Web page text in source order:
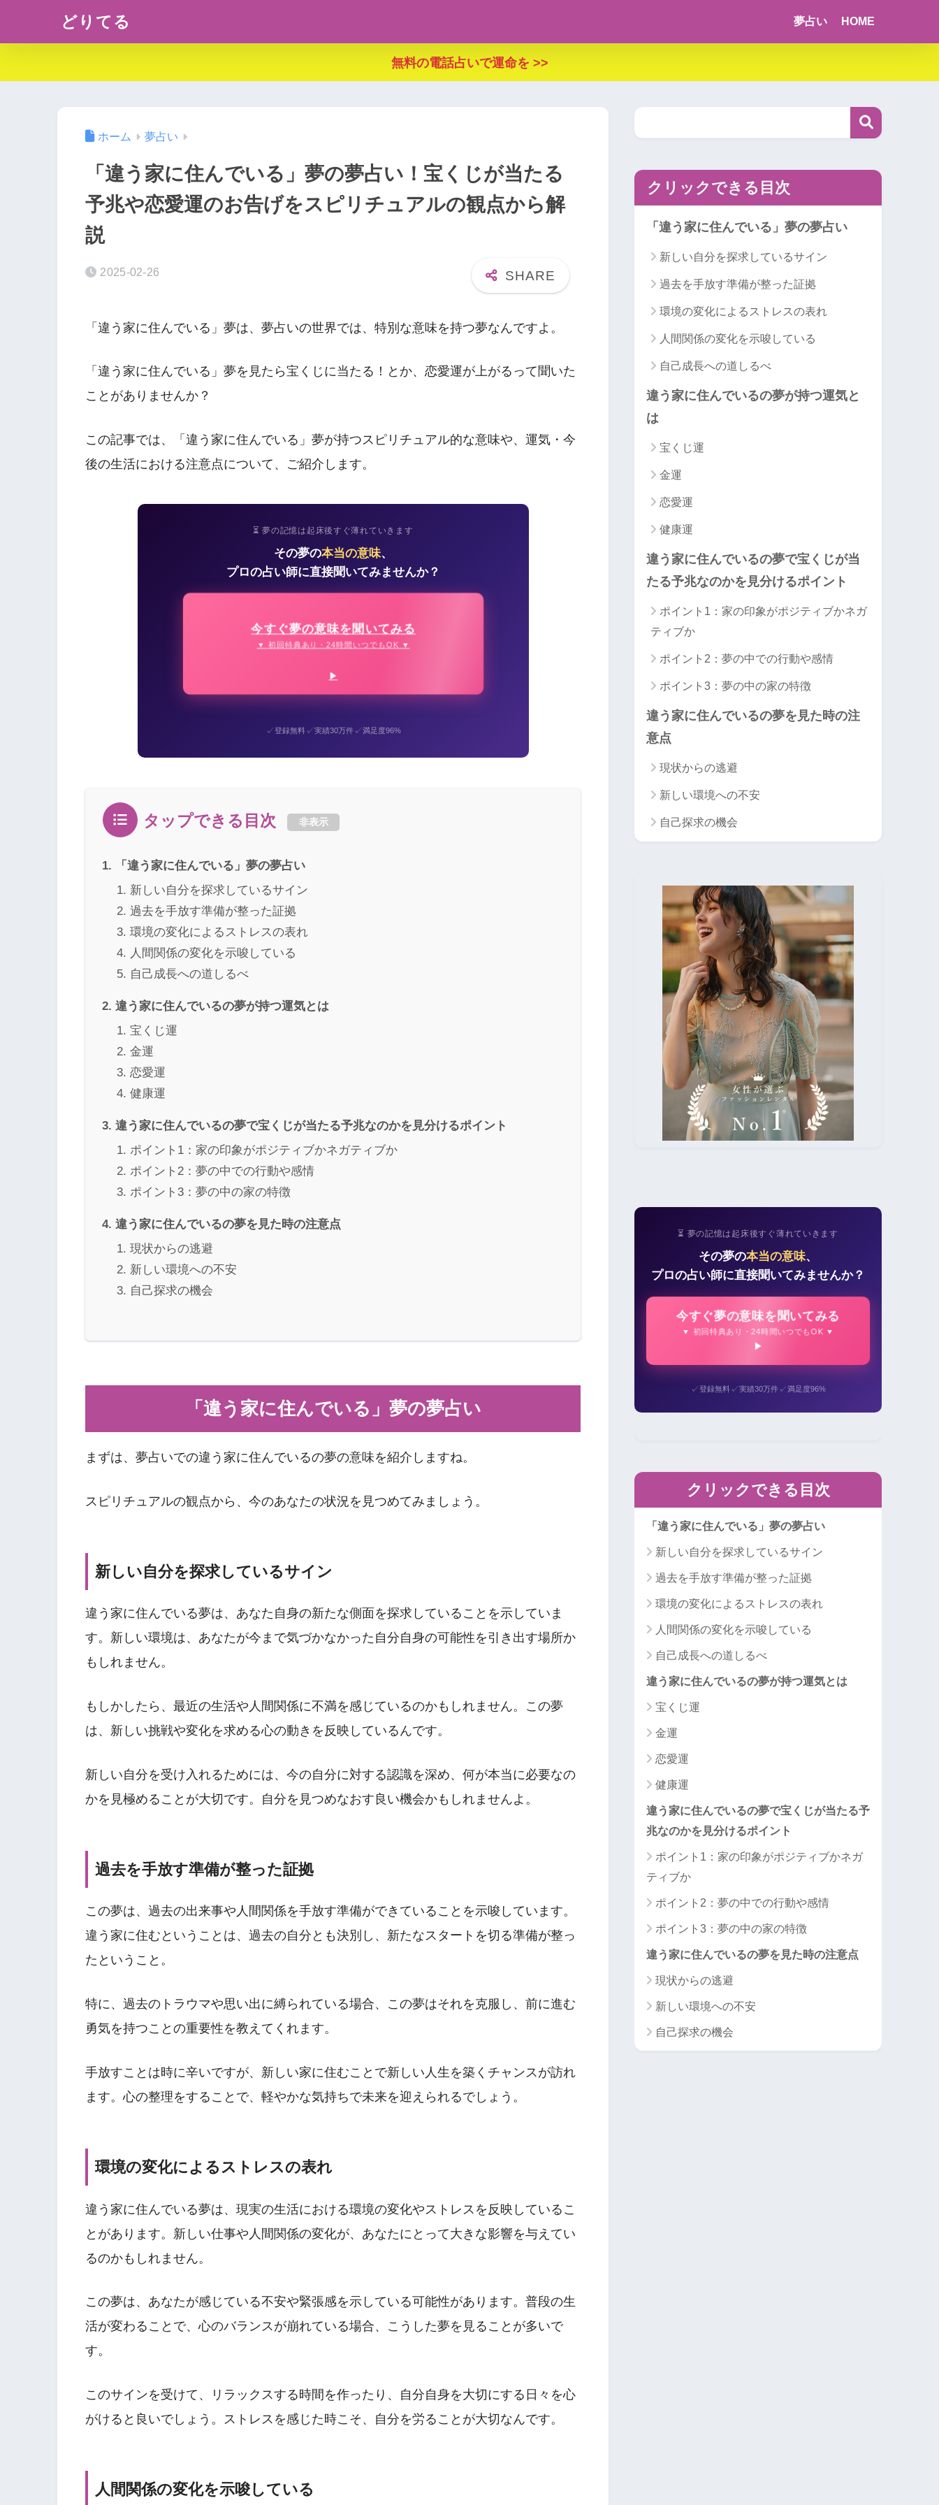
どりてる 夢占い HOME
無料の電話占いで運命を >>
ホーム 夢占い
「違う家に住んでいる」夢の夢占い！宝くじが当たる
予兆や恋愛運のお告げをスピリチュアルの観点から解
説
2025-02-26
「違う家に住んでいる」夢は、夢占いの世界では、特別な意味を持つ夢なんですよ。
「違う家に住んでいる」夢を見たら宝くじに当たる！とか、恋愛運が上がるって聞いた
ことがありませんか？
この記事では、「違う家に住んでいる」夢が持つスピリチュアル的な意味や、運気・今
後の生活における注意点について、ご紹介します。
⏳ 夢の記憶は起床後すぐ薄れていきます
その夢の本当の意味、
プロの占い師に直接聞いてみませんか？
今すぐ夢の意味を聞いてみる
▼ 初回特典あり・24時間いつでもOK ▼
✓登録無料✓実績30万件✓満足度96%
タップできる目次 非表示
「違う家に住んでいる」夢の夢占い
新しい自分を探求しているサイン
過去を手放す準備が整った証拠
環境の変化によるストレスの表れ
人間関係の変化を示唆している
自己成長への道しるべ
違う家に住んでいるの夢が持つ運気とは
宝くじ運
金運
恋愛運
健康運
違う家に住んでいるの夢で宝くじが当たる予兆なのかを見分けるポイント
ポイント1：家の印象がポジティブかネガティブか
ポイント2：夢の中での行動や感情
ポイント3：夢の中の家の特徴
違う家に住んでいるの夢を見た時の注意点
現状からの逃避
新しい環境への不安
自己探求の機会
「違う家に住んでいる」夢の夢占い
まずは、夢占いでの違う家に住んでいるの夢の意味を紹介しますね。
スピリチュアルの観点から、今のあなたの状況を見つめてみましょう。
新しい自分を探求しているサイン
違う家に住んでいる夢は、あなた自身の新たな側面を探求していることを示していま
す。新しい環境は、あなたが今まで気づかなかった自分自身の可能性を引き出す場所か
もしれません。
もしかしたら、最近の生活や人間関係に不満を感じているのかもしれません。この夢
は、新しい挑戦や変化を求める心の動きを反映しているんです。
新しい自分を受け入れるためには、今の自分に対する認識を深め、何が本当に必要なの
かを見極めることが大切です。自分を見つめなおす良い機会かもしれませんよ。
過去を手放す準備が整った証拠
この夢は、過去の出来事や人間関係を手放す準備ができていることを示唆しています。
違う家に住むということは、過去の自分とも決別し、新たなスタートを切る準備が整っ
たということ。
特に、過去のトラウマや思い出に縛られている場合、この夢はそれを克服し、前に進む
勇気を持つことの重要性を教えてくれます。
手放すことは時に辛いですが、新しい家に住むことで新しい人生を築くチャンスが訪れ
ます。心の整理をすることで、軽やかな気持ちで未来を迎えられるでしょう。
環境の変化によるストレスの表れ
違う家に住んでいる夢は、現実の生活における環境の変化やストレスを反映しているこ
とがあります。新しい仕事や人間関係の変化が、あなたにとって大きな影響を与えてい
るのかもしれません。
この夢は、あなたが感じている不安や緊張感を示している可能性があります。普段の生
活が変わることで、心のバランスが崩れている場合、こうした夢を見ることが多いで
す。
このサインを受けて、リラックスする時間を作ったり、自分自身を大切にする日々を心
がけると良いでしょう。ストレスを感じた時こそ、自分を労ることが大切なんです。
人間関係の変化を示唆している
クリックできる目次
「違う家に住んでいる」夢の夢占い
新しい自分を探求しているサイン
過去を手放す準備が整った証拠
環境の変化によるストレスの表れ
人間関係の変化を示唆している
自己成長への道しるべ
違う家に住んでいるの夢が持つ運気と
は
宝くじ運
金運
恋愛運
健康運
違う家に住んでいるの夢で宝くじが当
たる予兆なのかを見分けるポイント
ポイント1：家の印象がポジティブかネガ
ティブか
ポイント2：夢の中での行動や感情
ポイント3：夢の中の家の特徴
違う家に住んでいるの夢を見た時の注
意点
現状からの逃避
新しい環境への不安
自己探求の機会
⏳ 夢の記憶は起床後すぐ薄れていきます
その夢の本当の意味、
プロの占い師に直接聞いてみませんか？
今すぐ夢の意味を聞いてみる
▼ 初回特典あり・24時間いつでもOK ▼
✓登録無料 ✓実績30万件 ✓満足度96%
クリックできる目次
「違う家に住んでいる」夢の夢占い
新しい自分を探求しているサイン
過去を手放す準備が整った証拠
環境の変化によるストレスの表れ
人間関係の変化を示唆している
自己成長への道しるべ
違う家に住んでいるの夢が持つ運気とは
宝くじ運
金運
恋愛運
健康運
違う家に住んでいるの夢で宝くじが当たる予
兆なのかを見分けるポイント
ポイント1：家の印象がポジティブかネガ
ティブか
ポイント2：夢の中での行動や感情
ポイント3：夢の中の家の特徴
違う家に住んでいるの夢を見た時の注意点
現状からの逃避
新しい環境への不安
自己探求の機会